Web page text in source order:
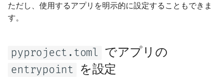
バックグラウンドタスク
フロントエンド
ただし、使用するアプリを明示的に設定することもできま
す。
pyproject.toml でアプリの
entrypoint を設定